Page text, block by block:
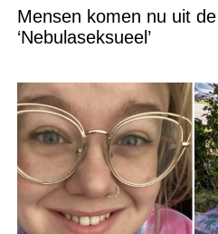
Mensen komen nu uit
‘Nebulaseksueel’